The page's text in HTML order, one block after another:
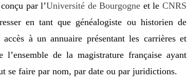
par l’Université de Bourgogne et le CNRS
en tant que généalogiste ou historien de
à un annuaire présentant les carrières et
l’ensemble de la magistrature française ayant
se faire par nom, par date ou par juridictions.